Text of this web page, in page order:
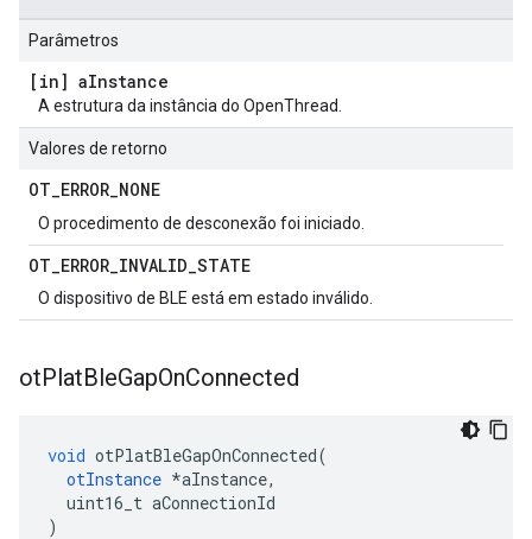
Parâmetros
[in] aInstance
A estrutura da instância do OpenThread.
Valores de retorno
OT_ERROR_NONE
O procedimento de desconexão foi iniciado.
OT_ERROR_INVALID_STATE
O dispositivo de BLE está em estado inválido.
otPlatBleGapOnConnected
void otPlatBleGapOnConnected(
otInstance *aInstance,
uint16_t aConnectionId
)